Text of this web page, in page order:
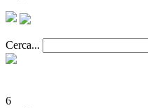
Cerca...
6